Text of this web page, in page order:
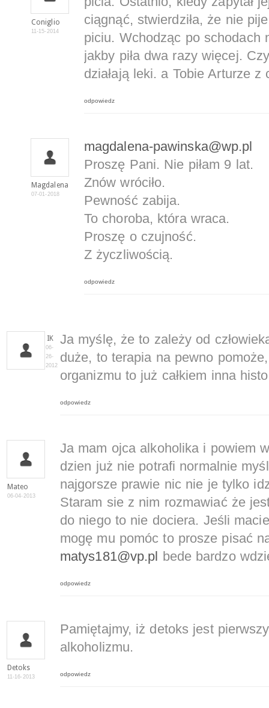
Coniglio
11-15-2014
ciągnąć, stwierdziła, że nie
piciu. Wchodząc po schodach
jakby piła dwa razy więcej.
działają leki. a Tobie Arturze z
odpowiedz
Magdalena
07-01-2018
magdalena-pawinska@wp.pl
Proszę Pani. Nie piłam 9 lat.
Znów wróciło.
Pewność zabija.
To choroba, która wraca.
Proszę o czujność.
Z życzliwością.
odpowiedz
IK
06-
26-
2012
Ja myślę, że to zależy od
duże, to terapia na pewno
organizmu to już całkiem inna
odpowiedz
Mateo
06-04-2013
Ja mam ojca alkoholika i powiem
dzien już nie potrafi normalnie
najgorsze prawie nic nie je tylko
Staram sie z nim rozmawiać że
do niego to nie dociera. Jeśli
mogę mu pomóc to prosze pisać
matys181@vp.pl
bede bardzo
odpowiedz
Detoks
11-16-2013
Pamiętajmy, iż detoks jest
alkoholizmu.
odpowiedz